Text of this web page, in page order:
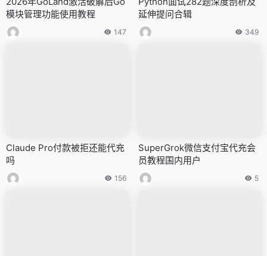
模块管理功能使用教程
147
延伸提问合辑
349
Claude Pro付款被拒还能代充
吗
156
SuperGrok微信支付宝代充会
员教程国内用户
5